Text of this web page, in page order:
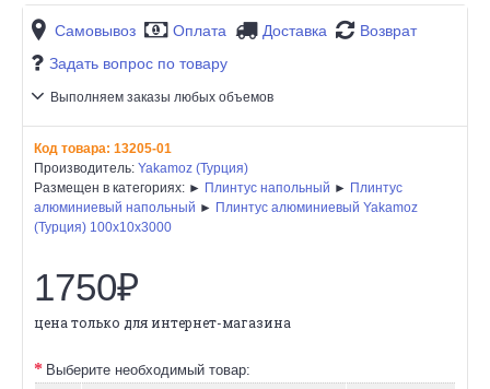
Самовывоз Оплата Доставка
Возврат
Задать вопрос по товару
Выполняем заказы любых объемов
Код товара: 13205-01
Производитель: Yakamoz (Турция)
Размещен в категориях: ► Плинтус напольный ► Плинтус
алюминиевый напольный ► Плинтус алюминиевый Yakamoz
(Турция) 100х10х3000
1750₽
цена только для интернет-магазина
Выберите необходимый товар: